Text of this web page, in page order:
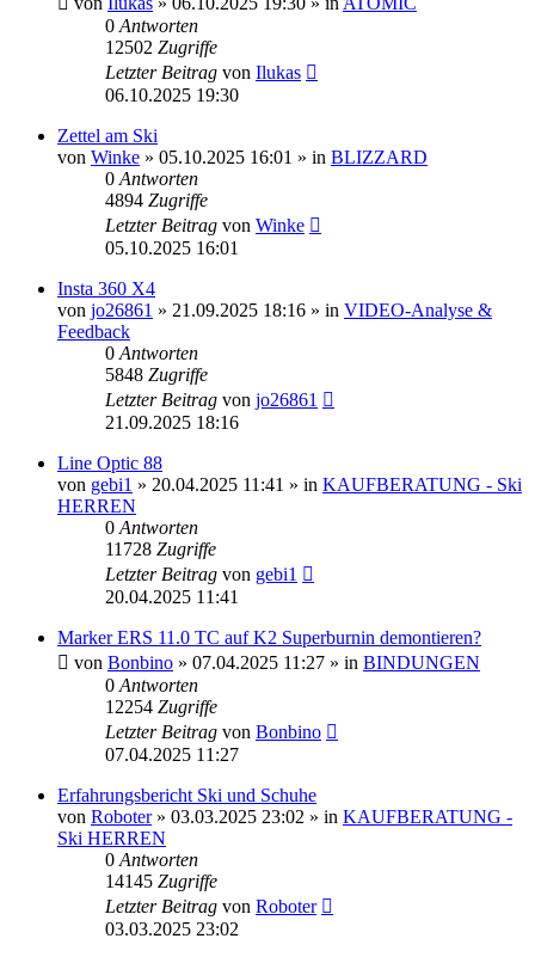
0 Antworten
12502 Zugriffe
Letzter Beitrag von Ilukas
06.10.2025 19:30
Zettel am Ski
von Winke » 05.10.2025 16:01 » in BLIZZARD
0 Antworten
4894 Zugriffe
Letzter Beitrag von Winke
05.10.2025 16:01
Insta 360 X4
von jo26861 » 21.09.2025 18:16 » in VIDEO-Analyse &
Feedback
0 Antworten
5848 Zugriffe
Letzter Beitrag von jo26861
21.09.2025 18:16
Line Optic 88
von gebi1 » 20.04.2025 11:41 » in KAUFBERATUNG - Ski
HERREN
0 Antworten
11728 Zugriffe
Letzter Beitrag von gebi1
20.04.2025 11:41
Marker ERS 11.0 TC auf K2 Superburnin demontieren?
von Bonbino » 07.04.2025 11:27 » in BINDUNGEN
0 Antworten
12254 Zugriffe
Letzter Beitrag von Bonbino
07.04.2025 11:27
Erfahrungsbericht Ski und Schuhe
von Roboter» 03.03.2025 23:02 » in KAUFBERATUNG -
Ski HERREN
0 Antworten
14145 Zugriffe
Letzter Beitrag von Roboter
03.03.2025 23:02